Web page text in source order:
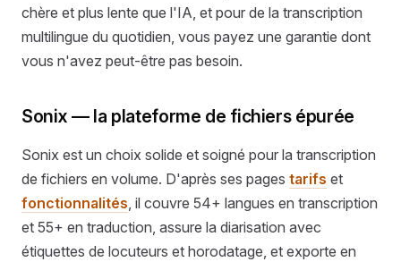
chère et plus lente que l'IA, et pour de la transcription
multilingue du quotidien, vous payez une garantie dont
vous n'avez peut-être pas besoin.
Sonix — la plateforme de fichiers épurée
Sonix est un choix solide et soigné pour la transcription
de fichiers en volume. D'après ses pages tarifs et
fonctionnalités, il couvre 54+ langues en transcription
et 55+ en traduction, assure la diarisation avec
étiquettes de locuteurs et horodatage, et exporte en